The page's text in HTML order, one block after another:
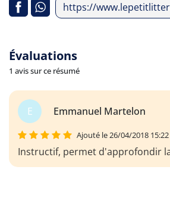
https://
Évaluations
1 avis sur ce résumé
E Emmanuel Martelon
Ajouté le 26/04/2018 15:22
Instructif, permet d'approfondir